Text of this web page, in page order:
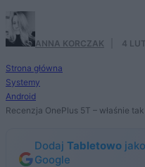
ANNA KORCZAK 4
Strona główna
Systemy
Android
Recenzja OnePlus 5T – właśnie
Dodaj Tabletowo
Google